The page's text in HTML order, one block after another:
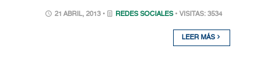
21 ABRIL, 2013 • REDES SOCIALES • VISITAS: 3534
LEER MÁS